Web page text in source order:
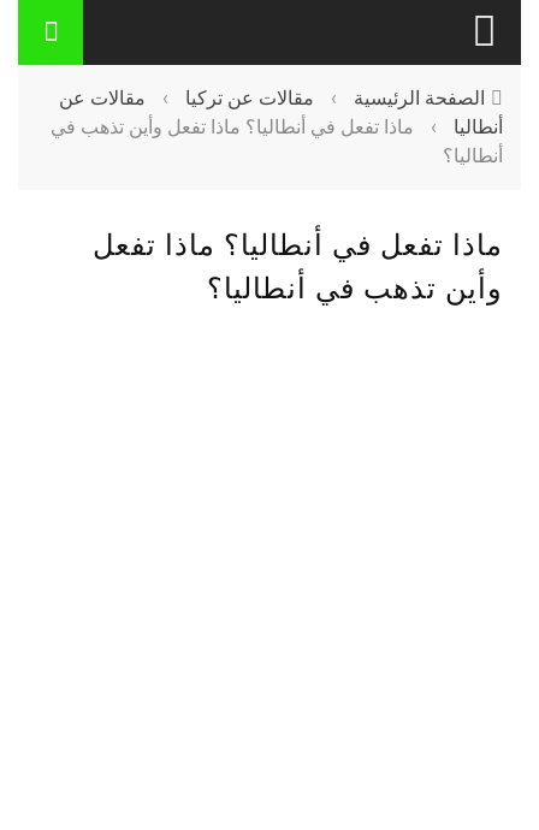
الصفحة الرئيسية › مقالات عن تركيا ›
مقالات عن
أنطاليا
›
ماذا تفعل في أنطاليا؟ ماذا تفعل وأين تذهب في
أنطاليا؟
ماذا تفعل في أنطاليا؟ ماذا تفعل
وأين تذهب في أنطاليا؟